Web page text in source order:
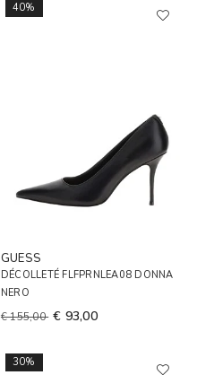
40%
GUESS
DÉCOLLETÉ FLFPRNLEA08 DONNA
NERO
€ 155,00 € 93,00
30%